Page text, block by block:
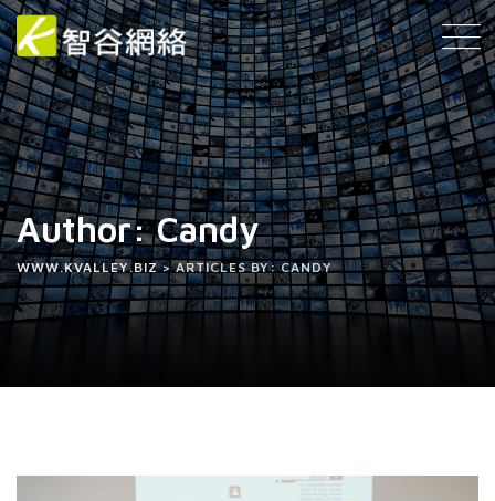
Author: Candy
WWW.KVALLEY.BIZ>ARTICLES BY: CANDY